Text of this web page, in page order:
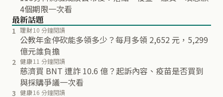
4個期限一次看
最新話題
1 理財10 分鐘閱讀
公教年金停砍能多領多少？每月多領 2,652 元，5,299
億元誰負擔
2 健康11 分鐘閱讀
慈濟買 BNT 遭詐 10.6 億？起訴內容、疫苗是否買到
與採購爭議一次看
3 健康16 分鐘閱讀